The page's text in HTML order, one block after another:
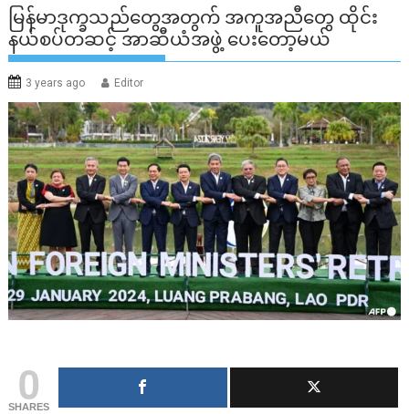
မြန်မာဒုက္ခသည်တွေအတွက် အကူအညီတွေ ထိုင်း
နယ်စပ်တဆင့် အာဆီယံအဖွဲ့ ပေးတော့မယ်
3 years ago Editor
0
SHARES